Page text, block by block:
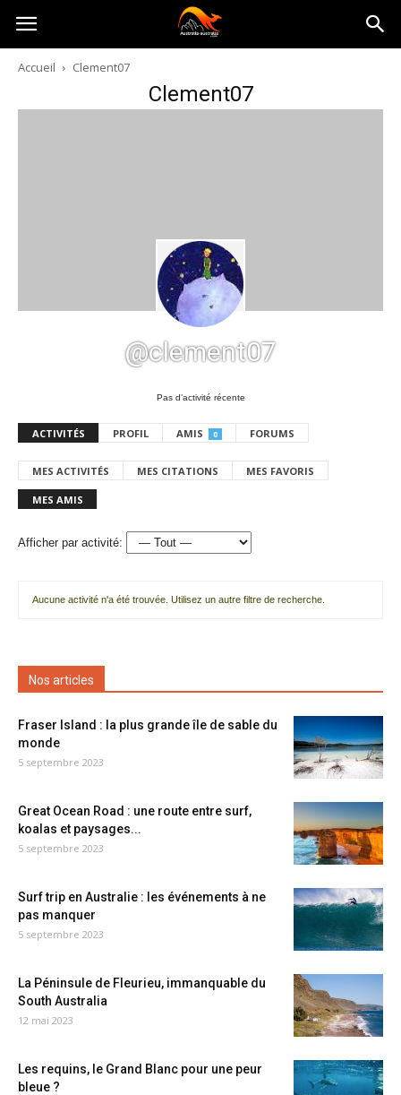
Australia-
australie.com
Accueil Clement07
Clement07
@clement07
Pas d’activité récente
ACTIVITÉS PROFIL AMIS 0 FORUMS
MES ACTIVITÉS MES CITATIONS MES FAVORIS
MES AMIS
Afficher par activité:
Aucune activité n'a été trouvée. Utilisez un autre filtre de recherche.
Nos articles
Fraser Island : la plus grande île de sable du
monde
5 septembre 2023
Great Ocean Road : une route entre surf,
koalas et paysages...
5 septembre 2023
Surf trip en Australie : les événements à ne
pas manquer
5 septembre 2023
La Péninsule de Fleurieu, immanquable du
South Australia
12 mai 2023
Les requins, le Grand Blanc pour une peur
bleue ?